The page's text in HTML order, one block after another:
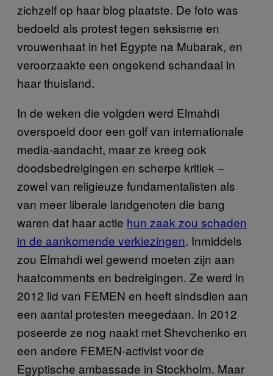
zichzelf op haar blog plaatste. De foto was
bedoeld als protest tegen seksisme en
vrouwenhaat in het Egypte na Mubarak, en
veroorzaakte een ongekend schandaal in
haar thuisland.
In de weken die volgden werd Elmahdi
overspoeld door een golf van internationale
media-aandacht, maar ze kreeg ook
doodsbedreigingen en scherpe kritiek –
zowel van religieuze fundamentalisten als
van meer liberale landgenoten die bang
waren dat haar actie hun zaak zou schaden
in de aankomende verkiezingen. Inmiddels
zou Elmahdi wel gewend moeten zijn aan
haatcomments en bedreigingen. Ze werd in
2012 lid van FEMEN en heeft sindsdien aan
een aantal protesten meegedaan. In 2012
poseerde ze nog naakt met Shevchenko en
een andere FEMEN-activist voor de
Egyptische ambassade in Stockholm. Maar